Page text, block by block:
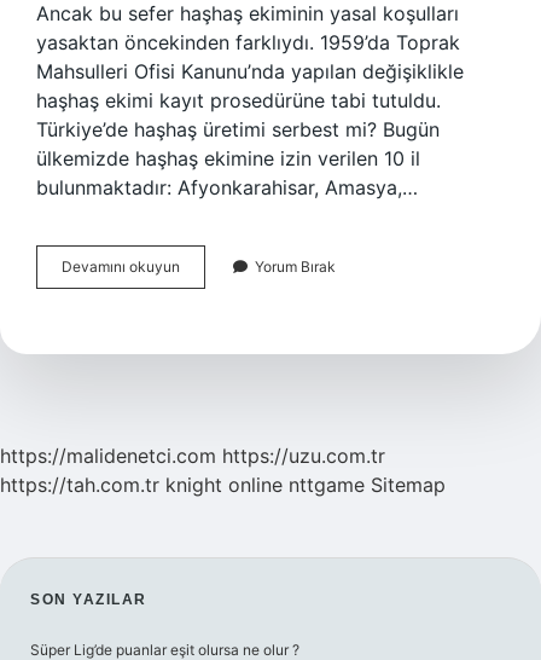
Ancak bu sefer haşhaş ekiminin yasal koşulları
yasaktan öncekinden farklıydı. 1959’da Toprak
Mahsulleri Ofisi Kanunu’nda yapılan değişiklikle
haşhaş ekimi kayıt prosedürüne tabi tutuldu.
Türkiye’de haşhaş üretimi serbest mi? Bugün
ülkemizde haşhaş ekimine izin verilen 10 il
bulunmaktadır: Afyonkarahisar, Amasya,…
Devamını okuyun
Üretimi
Yorum Bırak
https://malidenetci.com https://uzu.com.tr
https://tah.com.tr knight online nttgame Sitemap
SIDEBAR
SON YAZILAR
Süper Lig’de puanlar eşit olursa ne olur ?